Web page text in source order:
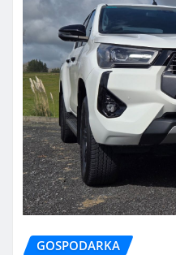
GOSPODARKA